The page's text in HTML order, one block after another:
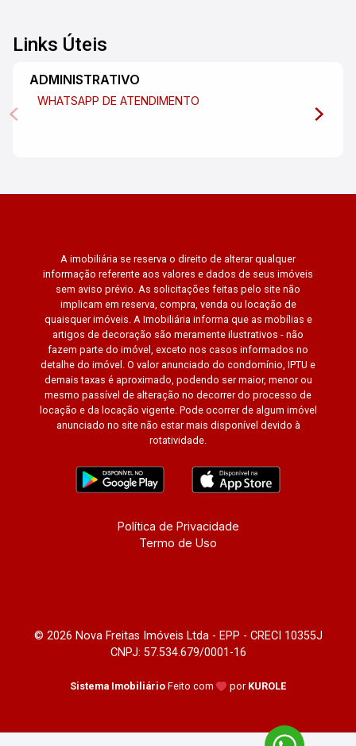
Links Úteis
ADMINISTRATIVO
WHATSAPP DE ATENDIMENTO
A imobiliária se reserva o direito de alterar qualquer
informação referente aos valores e dados de seus imóveis
sem aviso prévio. As solicitações feitas pelo site não
implicam em reserva, compra, venda ou locação de
quaisquer imóveis. A Imobiliária informa que as mobílias e
artigos de decoração são meramente ilustrativos - não
fazem parte do imóvel, exceto nos casos informados no
detalhe do imóvel. O valor anunciado do condomínio, IPTU e
demais taxas é aproximado, podendo ser maior, menor ou
mesmo passível de alteração no decorrer do processo de
locação e da locação vigente. Pode ocorrer de algum imóvel
anunciado no site não estar mais disponível devido à
rotatividade.
Política de Privacidade
Termo de Uso
© 2026 Nova Freitas Imóveis Ltda - EPP - CRECI 10355J
CNPJ: 57.534.679/0001-16
Sistema Imobiliário Feito com por KUROLE